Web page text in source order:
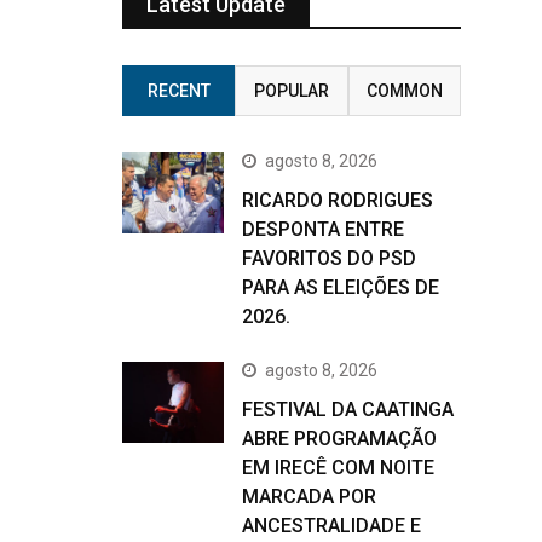
RECENT POPULAR COMMON
agosto 8, 2026
RICARDO RODRIGUES
DESPONTA ENTRE
FAVORITOS DO PSD
PARA AS ELEIÇÕES DE
2026.
agosto 8, 2026
FESTIVAL DA CAATINGA
ABRE PROGRAMAÇÃO
EM IRECÊ COM NOITE
MARCADA POR
ANCESTRALIDADE E